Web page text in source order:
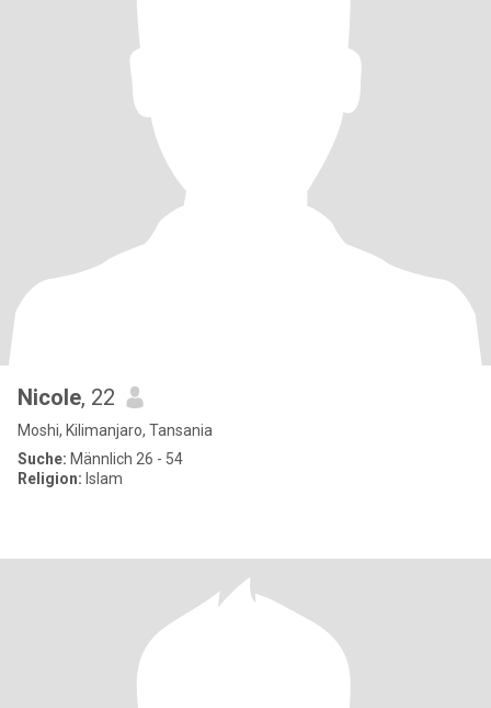
Nicole, 22
Moshi, Kilimanjaro, Tansania
Suche: Männlich 26 - 54
Religion: Islam